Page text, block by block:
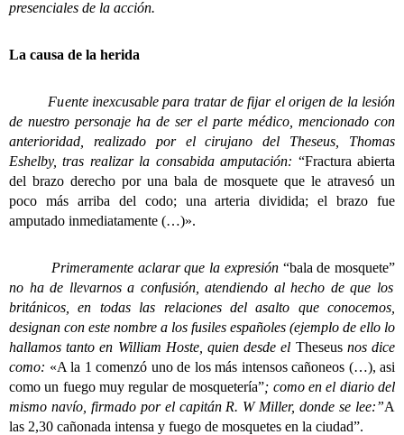
presenciales de la acción.
La causa de la herida
Fuente inexcusable para tratar de fijar el origen de la lesión
de nuestro personaje ha de ser el parte médico, mencionado con
anterioridad, realizado por el cirujano del Theseus, Thomas
Eshelby, tras realizar la consabida amputación: “Fractura abierta
del brazo derecho por una bala de mosquete que le atravesó un
poco más arriba del codo; una arteria dividida; el brazo fue
amputado inmediatamente (…)».
Primeramente aclarar que la expresión “bala de mosquete”
no ha de llevarnos a confusión, atendiendo al hecho de que los
británicos, en todas las relaciones del asalto que conocemos,
designan con este nombre a los fusiles españoles (ejemplo de ello lo
hallamos tanto en William Hoste, quien desde el Theseus nos dice
como: «A la 1 comenzó uno de los más intensos cañoneos (…), asi
como un fuego muy regular de mosquetería”; como en el diario del
mismo navío, firmado por el capitán R. W Miller, donde se lee:”A
las 2,30 cañonada intensa y fuego de mosquetes en la ciudad”.